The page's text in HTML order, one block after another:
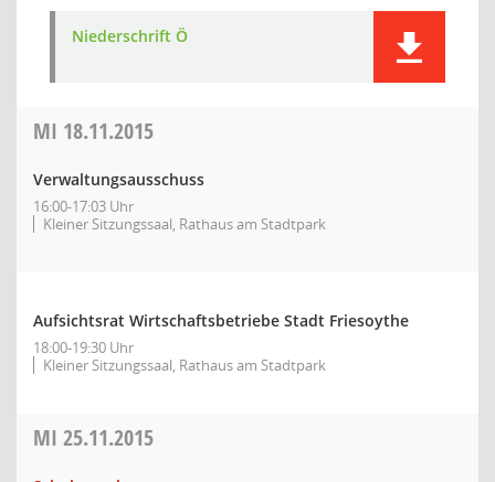
Niederschrift Ö
MI 18.11.2015
Verwaltungsausschuss
16:00-17:03 Uhr
Kleiner Sitzungssaal, Rathaus am Stadtpark
Aufsichtsrat Wirtschaftsbetriebe Stadt Friesoythe
18:00-19:30 Uhr
Kleiner Sitzungssaal, Rathaus am Stadtpark
MI 25.11.2015